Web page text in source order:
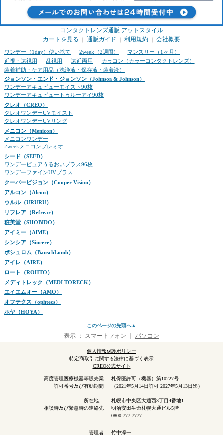
コンタクトレンズ通販 アットスタイル
カートを見る ｜ 通販ガイド ｜ 利用規約 ｜ 会社概要
ワンデー（1day）使い捨て 2week（2週間）
マンスリー（1ヶ月）
近視・遠視用
乱視用 遠近両用
カラコン（カラーコンタクトレンズ）
装着補助・ケア用品（洗浄液・保存液・装着液）
ジョンソン・エンド・ジョンソン（Johnson & Johnson）
ワンデーアキュビューモイスト90枚
ワンデーアキュビュートゥルーアイ90枚
クレオ（CREO）
クレオワンデーUVモイスト
クレオワンデーUVリング
メニコン（Menicon）
メニコンワンデー
2weekメニコンプレミオ
シード（SEED）
ワンデーピュアうるおいプラス96枚
ワンデーファインUVプラス
クーパービジョン（Cooper Vision）
アルコン（Alcon）
ウルル（URURU）
リフレア（Refrear）
粧美堂（SHOBIDO）
アイミー（AlME）
シンシア（Sincere）
ボシュロム（BauschLomb）
アイレ（AIRE）
ロート（ROHTO）
メディトレック（MEDI TORECK）
エイエムオー（AMO）
オフテクス（ophtecs）
ホヤ（HOYA）
このページの先頭へ▲
表示 ： スマートフォン パソコン
個人情報保護ポリシー
特定商取引に関する法律に基づく表示
CREO公式サイト
高度管理医療機器等販売業
許可番号及び有効期間
所在地、
相談時及び緊急時の連絡先
管理者
札保医許可（機器）第10227号
（2021年5月14日許可 2027年5月13日迄）
札幌市中央区大通西3丁目4番地1
明治安田生命札幌大通ビル5階
0800-777-7777
竹中淳一